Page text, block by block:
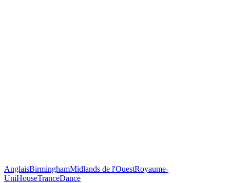
AnglaisBirminghamMidlands de l'OuestRoyaume-
UniHouseTranceDance